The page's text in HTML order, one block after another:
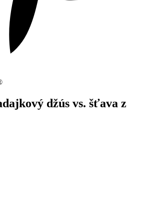
džús vs. šťava z